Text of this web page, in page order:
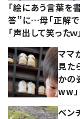
「絵にあう言葉を
答”に…母「正解で
「声出して笑ったｗ
ママ
見た
かの
ww」
ベン